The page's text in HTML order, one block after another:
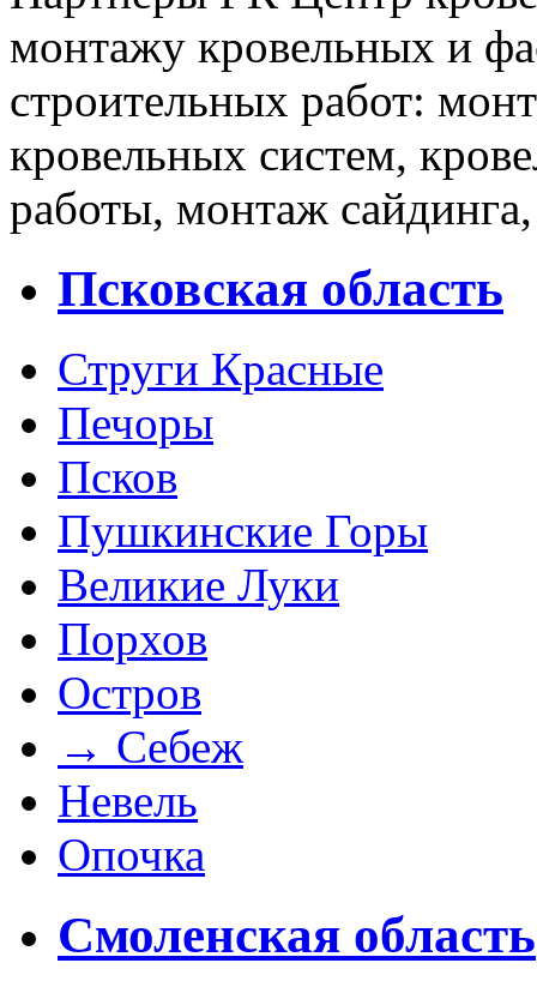
монтажу кровельных и
строительных работ:
кровельных систем,
работы, монтаж
Псковская область
Струги Красные
Печоры
Псков
Пушкинские Горы
Великие Луки
Порхов
Остров
→ Себеж
Невель
Опочка
Смоленская область